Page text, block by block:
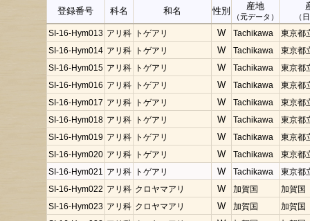
登録番号 科名 和名 性別 産地
（元データ） （
SI-16-Hym013 アリ科 トゲアリ W Tachikawa
東京都
SI-16-Hym014 アリ科 トゲアリ W Tachikawa
東京都
SI-16-Hym015 アリ科 トゲアリ W Tachikawa
東京都
SI-16-Hym016 アリ科 トゲアリ W Tachikawa
東京都
SI-16-Hym017 アリ科 トゲアリ W Tachikawa
東京都
SI-16-Hym018 アリ科 トゲアリ W Tachikawa
東京都
SI-16-Hym019 アリ科 トゲアリ W Tachikawa
東京都
SI-16-Hym020 アリ科 トゲアリ W Tachikawa
東京都
SI-16-Hym021 アリ科 トゲアリ W Tachikawa
東京都
SI-16-Hym022 アリ科 クロヤマアリ W 加賀国
加賀国
SI-16-Hym023 アリ科 クロヤマアリ W 加賀国
加賀国